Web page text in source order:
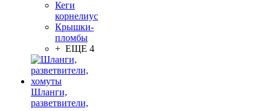
Кеги
корнелиус
Крышки-
пломбы
+ ЕЩЕ 4
Шланги,
разветвители,